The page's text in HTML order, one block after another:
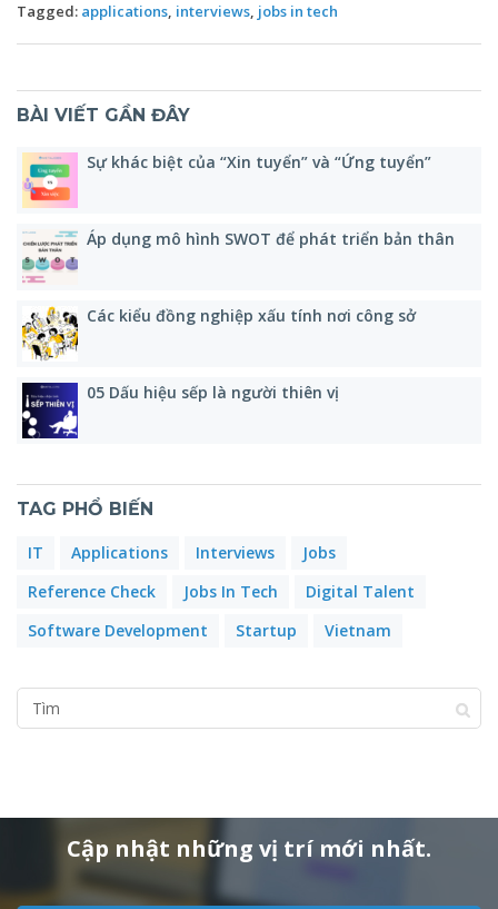
Tagged: applications, interviews, jobs in tech
BÀI VIẾT GẦN ĐÂY
Sự khác biệt của “Xin tuyển” và “Ứng tuyển”
Áp dụng mô hình SWOT để phát triển bản thân
Các kiểu đồng nghiệp xấu tính nơi công sở
05 Dấu hiệu sếp là người thiên vị
TAG PHỔ BIẾN
IT Applications Interviews
Jobs
Reference Check
Jobs In Tech
Digital Talent
Software Development
Startup Vietnam
Cập nhật những vị trí mới nhất.